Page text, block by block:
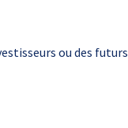
ou des futurs